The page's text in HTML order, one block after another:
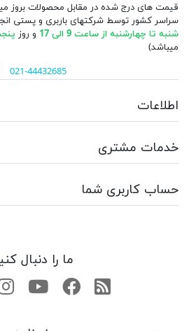
قیمت های درج شده در مقابل محصولات بروز
سراسر کشور توسط شرکتهای باربری و پستی
شنبه تا چهارشنبه از ساعت 9 الی 17
و روز
میباشد)
021-44432685
اطلاعات
خدمات مشتری
حساب کاربری شما
ما را دنبال
RSSفیسبوک